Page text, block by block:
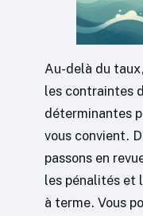
Au-delà du
les contraintes
déterminantes
vous convient.
passons en
les pénalités et
à terme. Vous